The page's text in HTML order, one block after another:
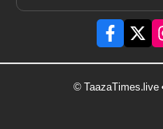
© TaazaTimes.live